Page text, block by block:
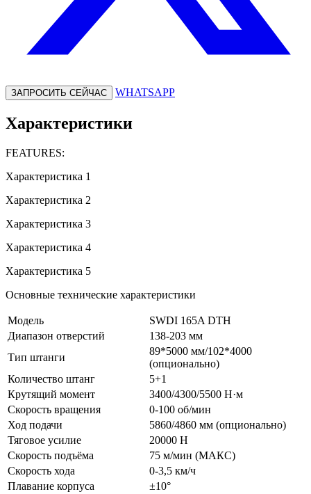
ЗАПРОСИТЬ СЕЙЧАС WHATSAPP
Характеристики
FEATURES:
Характеристика 1
Характеристика 2
Характеристика 3
Характеристика 4
Характеристика 5
Основные технические характеристики
Модель
SWDI 165A DTH
Диапазон отверстий
138-203 мм
Тип штанги
89*5000 мм/102*4000
(опционально)
Количество штанг
5+1
Крутящий момент
3400/4300/5500 Н·м
Скорость вращения
0-100 об/мин
Ход подачи
5860/4860 мм (опционально)
Тяговое усилие
20000 Н
Скорость подъёма
75 м/мин (МАКС)
Скорость хода
0-3,5 км/ч
Плавание корпуса
±10°